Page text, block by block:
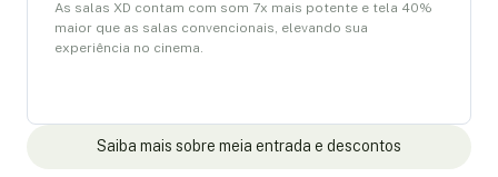
As salas XD contam com som 7x mais potente e tela 40%
maior que as salas convencionais, elevando sua
experiência no cinema.
Saiba mais sobre meia entrada e descontos